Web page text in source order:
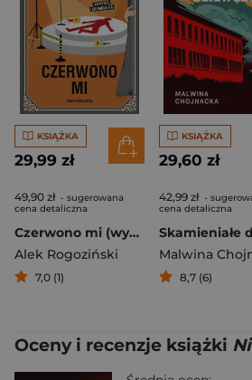
KSIĄŻKA
29,99 zł
49,90 zł - sugerowana
cena detaliczna
Czerwono mi (wydanie rozszerzone)
Alek Rogoziński
7,0 (1)
KSIĄŻKA
29,60 zł
42,99 zł -
cena detaliczna
Malwina
8,7 (6)
Oceny i recenzje książki